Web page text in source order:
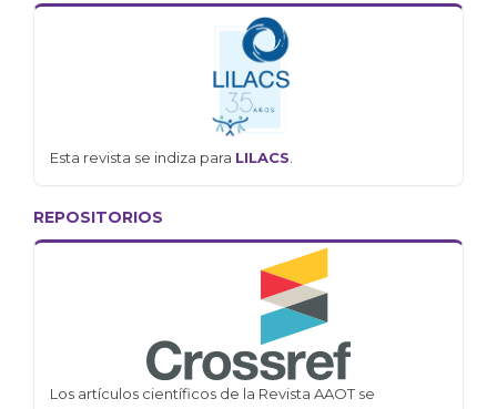
Esta revista se indiza para LILACS
REPOSITORIOS
Los artículos científicos de la Revista AAOT se